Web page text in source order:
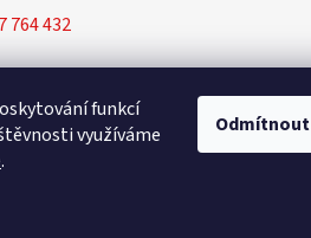
funkcí
využíváme
.
Odmítnout
764 432